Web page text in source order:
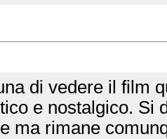
di vedere il film
e nostalgico. Si
ma rimane